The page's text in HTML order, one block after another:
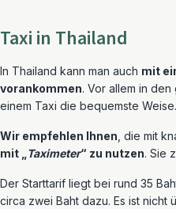
Taxi in Thailand
In Thailand kann man auch mit
vorankommen. Vor allem in
einem Taxi die bequemste Weise.
Wir empfehlen Ihnen , die mit
mit „
Taximeter“ zu nutzen. Sie
Der Starttarif liegt bei rund 35
circa zwei Baht dazu. Es ist nicht